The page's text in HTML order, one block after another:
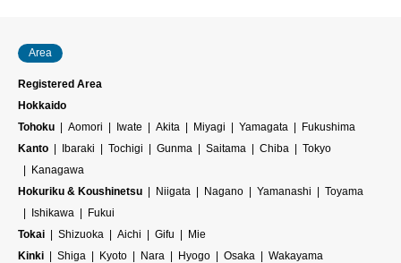
Area
Registered Area
Hokkaido
Tohoku
Aomori Iwate Akita Miyagi Yamagata
Fukushima
Kanto
Ibaraki Tochigi Gunma Saitama Chiba
Tokyo
Kanagawa
Hokuriku & Koushinetsu
Niigata Nagano Yamanashi
Toyama
Ishikawa
Fukui
Tokai
Shizuoka Aichi Gifu
Mie
Kinki
Shiga Kyoto Nara Hyogo Osaka
Wakayama